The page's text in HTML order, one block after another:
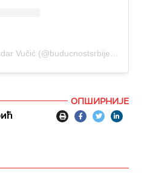
Vučić (@buducnostsrbijeav)
ОПШИРНИЈЕ